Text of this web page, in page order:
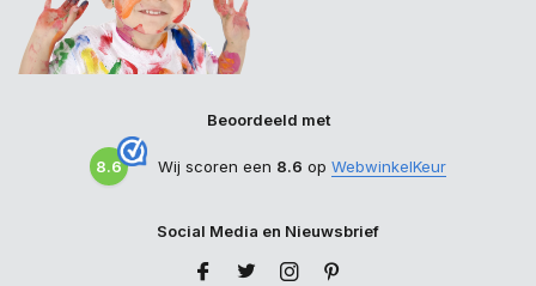
Beoordeeld met
8.6 Wij scoren een 8.6 op WebwinkelKeur
Social Media en Nieuwsbrief